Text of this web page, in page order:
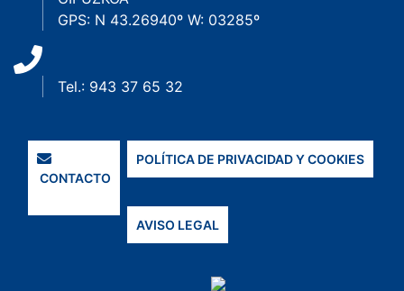
GPS: N 43.26940º W: 03285º
Tel.: 943 37 65 32
CONTACTO
POLÍTICA DE PRIVACIDAD Y COOKIES
AVISO LEGAL